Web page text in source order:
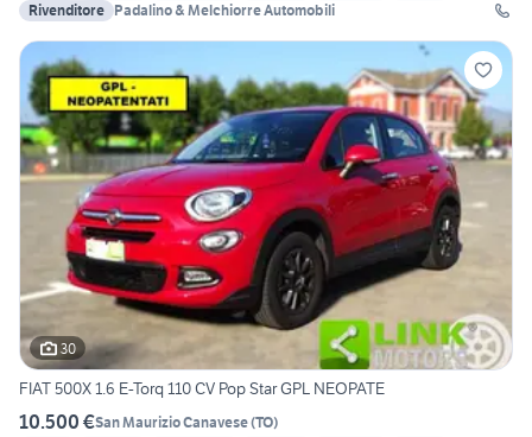
Rivenditore Padalino & Melchiorre Automobili
30
FIAT 500X 1.6 E-Torq 110 CV Pop Star GPL NEOPATE
10.500 €San Maurizio Canavese(TO)